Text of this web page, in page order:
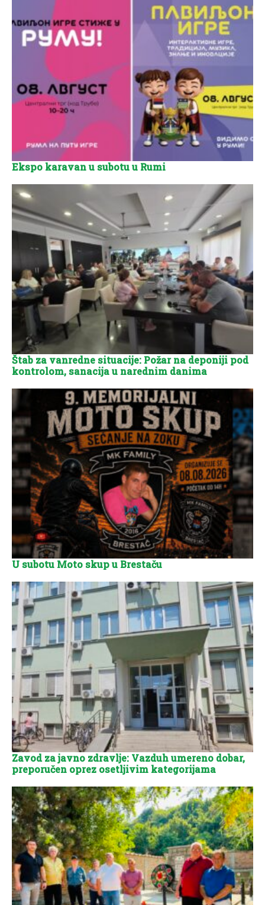
Ekspo karavan u subotu u Rumi
Štab za vanredne situacije: Požar na deponiji pod
kontrolom, sanacija u narednim danima
U subotu Moto skup u Brestaču
Zavod za javno zdravlje: Vazduh umereno dobar,
preporučen oprez osetljivim kategorijama